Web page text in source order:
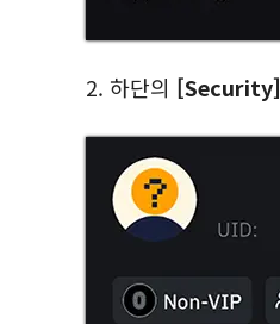
2. 하단의 [Security]